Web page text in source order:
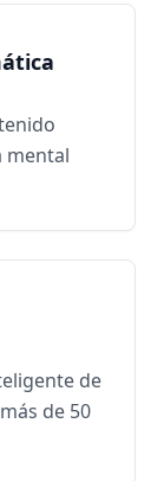
mental
de
de 50